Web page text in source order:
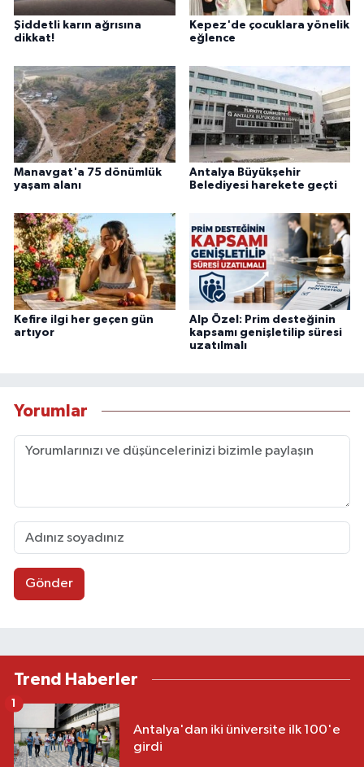
Şiddetli karın ağrısına
dikkat!
Kepez'de çocuklara yönelik
eğlence
Manavgat'a 75 dönümlük
yaşam alanı
Antalya Büyükşehir
Belediyesi harekete geçti
Kefire ilgi her geçen gün
artıyor
Alp Özel: Prim desteğinin
kapsamı genişletilip süresi
uzatılmalı
Yorumlar
Gönder
Trend Haberler
Antalya'dan iki üniversite ilk 100'e
girdi
1